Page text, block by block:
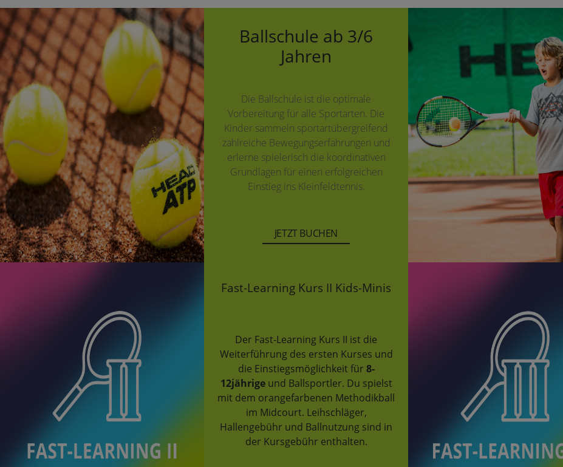
Ballschule ab 3/6
Jahren
Die Ballschule ist die optimale
Vorbereitung für alle Sportarten. Die
Kinder sammeln sportartübergreifend
zahlreiche Bewegungserfahrungen und
erlerne spielerisch die koordinativen
Grundlagen für einen erfolgreichen
Einstieg ins Kleinfeldtennis.
JETZT BUCHEN
Fast-Learning Kurs II Kids-Minis
Der Fast-Learning Kurs II ist die
Weiterführung des ersten Kurses und
die Einstiegsmöglichkeit für 8-
12jährigeund Ballsportler. Du spielst
mit dem orangefarbenen Methodikball
im Midcourt. Leihschläger,
Hallengebühr und Ballnutzung sind in
der Kursgebühr enthalten.